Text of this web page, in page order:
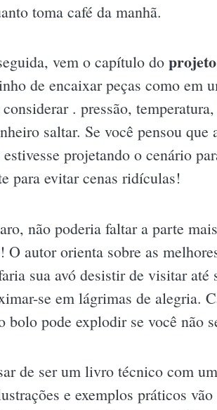
toma café da manhã.
vem o capítulo do projeto
de encaixar peças como em
considerar . pressão,
saltar. Se você pensou
estivesse projetando o cenário
para evitar cenas ridículas!
não poderia faltar a parte
O autor orienta sobre as
sua avó desistir de visitar
se em lágrimas de alegria.
bolo pode explodir se você não
de ser um livro técnico com
e exemplos práticos